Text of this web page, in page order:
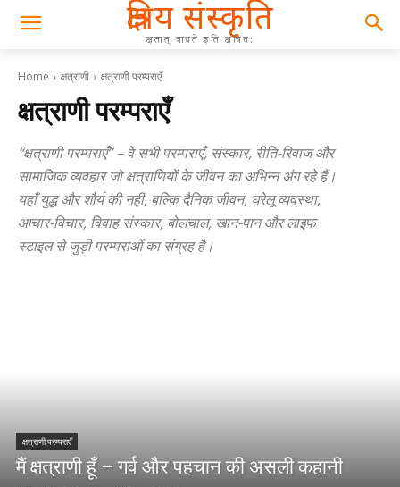
क्षत्रिय संस्कृति
क्षतात् त्रायते इति क्षत्रिय:
Home क्षत्राणी क्षत्राणी परम्पराएँ
क्षत्राणी परम्पराएँ
“क्षत्राणी परम्पराएँ” – वे सभी परम्पराएँ, संस्कार, रीति-रिवाज और
सामाजिक व्यवहार जो क्षत्राणियों के जीवन का अभिन्न अंग रहे हैं।
यहाँ युद्ध और शौर्य की नहीं, बल्कि दैनिक जीवन, घरेलू व्यवस्था,
आचार-विचार, विवाह संस्कार, बोलचाल, खान-पान और लाइफ
स्टाइल से जुड़ी परम्पराओं का संग्रह है।
क्षत्राणी परम्पराएँ
मैं क्षत्राणी हूँ – गर्व और पहचान की असली कहानी